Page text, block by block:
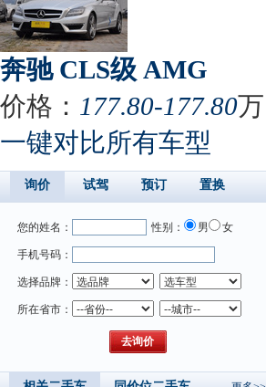
奔驰 CLS级 AMG
价格： 177.80-177.80万
一键对比所有车型
询价 试驾 预订 置换
您的姓名： 性别： 男 女
手机号码：
选择品牌：
所在省市：